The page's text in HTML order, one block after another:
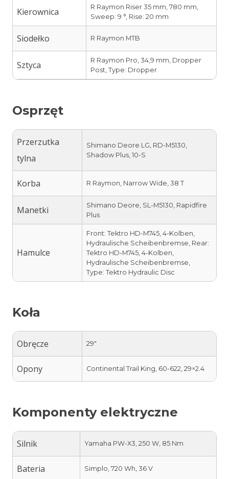
Kierownica
R Raymon Riser 35 mm, 780 mm,
Sweep: 9 °, Rise: 20 mm
Siodełko R Raymon MTB
Sztyca
R Raymon Pro, 34,9 mm, Dropper
Post, Type: Dropper
Osprzęt
Przerzutka
tylna
Shimano Deore LG, RD-M5130,
Shadow Plus, 10-S
Korba R Raymon, Narrow Wide, 38 T
Manetki
Shimano Deore, SL-M5130, Rapidfire
Plus
Hamulce
Front: Tektro HD-M745, 4-Kolben,
Hydraulische Scheibenbremse, Rear:
Tektro HD-M745, 4-Kolben,
Hydraulische Scheibenbremse,
Type: Tektro Hydraulic Disc
Koła
Obręcze 29″
Opony Continental Trail King, 60-622, 29×2.4
Komponenty elektryczne
Silnik Yamaha PW-X3, 250 W, 85 Nm
Bateria Simplo, 720 Wh, 36 V